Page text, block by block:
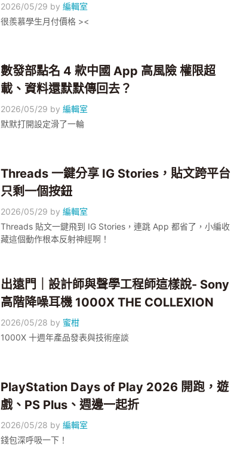
2026/05/29 by編輯室
很羨慕學生月付價格 ><
數發部點名 4 款中國 App 高風險 權限超
載、資料還默默傳回去？
2026/05/29 by編輯室
默默打開設定滑了一輪
Threads 一鍵分享 IG Stories，貼文跨平台
只剩一個按鈕
2026/05/29 by編輯室
Threads 貼文一鍵飛到 IG Stories，連跳 App 都省了，小編收
藏這個動作根本反射神經啊！
出遠門｜設計師與聲學工程師這樣說- Sony
高階降噪耳機 1000X THE COLLEXION
2026/05/28 by 蜜柑
1000X 十週年產品發表與技術座談
PlayStation Days of Play 2026 開跑，遊
戲、PS Plus、週邊一起折
2026/05/28 by編輯室
錢包深呼吸一下！